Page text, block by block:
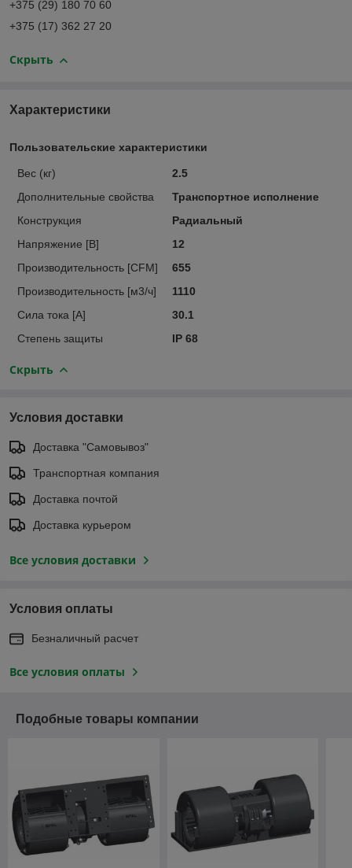
+375 (29) 180 70 60
+375 (17) 362 27 20
Скрыть
Характеристики
Пользовательские характеристики
Вес (кг)
2.5
Дополнительные свойства
Транспортное исполнение
Конструкция
Радиальный
Напряжение [В]
12
Производительность [CFM]
655
Производительность [м3/ч]
1110
Сила тока [A]
30.1
Степень защиты
IP 68
Скрыть
Условия доставки
Доставка "Самовывоз"
Транспортная компания
Доставка почтой
Доставка курьером
Все условия доставки
Условия оплаты
Безналичный расчет
Все условия оплаты
Подобные товары компании